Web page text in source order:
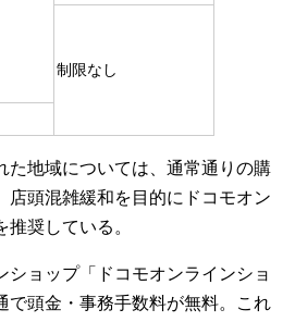
制限なし
た地域については、通常通りの購
店頭混雑緩和を目的にドコモオン
奨している。
ショップ「ドコモオンラインショ
で頭金・事務手数料が無料。これ